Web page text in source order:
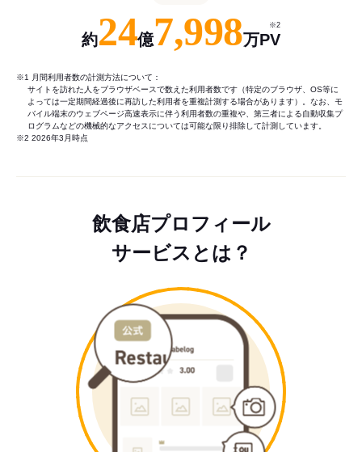
約24億7,998万PV
※2
※1 月間利用者数の計測方法について：
サイトを訪れた人をブラウザベースで数えた利用者数です（特定のブラウザ、OS等に
よっては一定期間経過後に再訪した利用者を重複計測する場合があります）。なお、モ
バイル端末のウェブページ高速表示に伴う利用者数の重複や、第三者による自動収集プ
ログラムなどの機械的なアクセスについては可能な限り排除して計測しています。
※2 2026年3月時点
飲食店プロフィール
サービスとは？